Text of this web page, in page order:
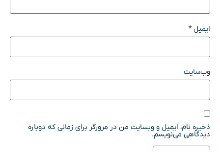
ایمیل*
وب‌سایت
ذخیره نام، ایمیل و وبسایت من در مرورگر برای زمانی که دوباره
دیدگاهی می‌نویسم.